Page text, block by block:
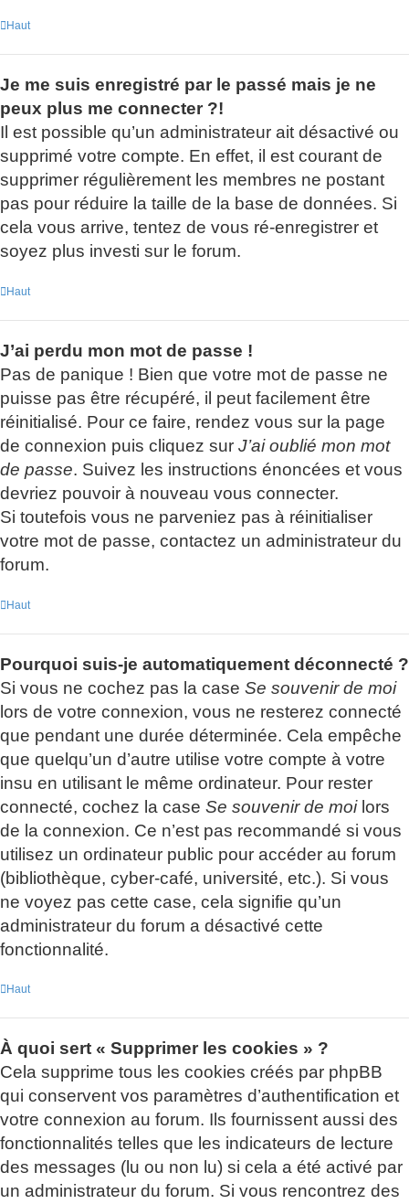
Haut
Je me suis enregistré par le passé mais je ne
peux plus me connecter ?!
Il est possible qu’un administrateur ait désactivé ou
supprimé votre compte. En effet, il est courant de
supprimer régulièrement les membres ne postant
pas pour réduire la taille de la base de données. Si
cela vous arrive, tentez de vous ré-enregistrer et
soyez plus investi sur le forum.
Haut
J’ai perdu mon mot de passe !
Pas de panique ! Bien que votre mot de passe ne
puisse pas être récupéré, il peut facilement être
réinitialisé. Pour ce faire, rendez vous sur la page
de connexion puis cliquez sur J’ai oublié mon mot
de passe. Suivez les instructions énoncées et vous
devriez pouvoir à nouveau vous connecter.
Si toutefois vous ne parveniez pas à réinitialiser
votre mot de passe, contactez un administrateur du
forum.
Haut
Pourquoi suis-je automatiquement déconnecté ?
Si vous ne cochez pas la case Se souvenir de moi
lors de votre connexion, vous ne resterez connecté
que pendant une durée déterminée. Cela empêche
que quelqu’un d’autre utilise votre compte à votre
insu en utilisant le même ordinateur. Pour rester
connecté, cochez la case Se souvenir de moilors
de la connexion. Ce n’est pas recommandé si vous
utilisez un ordinateur public pour accéder au forum
(bibliothèque, cyber-café, université, etc.). Si vous
ne voyez pas cette case, cela signifie qu’un
administrateur du forum a désactivé cette
fonctionnalité.
Haut
À quoi sert « Supprimer les cookies » ?
Cela supprime tous les cookies créés par phpBB
qui conservent vos paramètres d’authentification et
votre connexion au forum. Ils fournissent aussi des
fonctionnalités telles que les indicateurs de lecture
des messages (lu ou non lu) si cela a été activé par
un administrateur du forum. Si vous rencontrez des